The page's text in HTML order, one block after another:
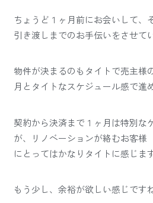
ちょうど１ヶ月前にお会いして、
引き渡しまでのお手伝いをさせて
物件が決まるのもタイトで売主様
月とタイトなスケジュール感で進
契約から決済まで１ヶ月は特別な
が、リノベーションが絡むお客様
にとってはかなりタイトに感じます
もう少し、余裕が欲しい感じですね